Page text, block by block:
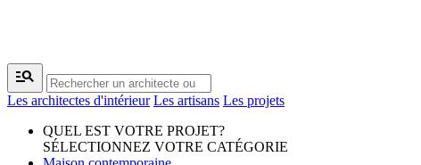
manage_search
Les architectes d'intérieur Les artisans Les projets
QUEL EST VOTRE PROJET?
SÉLECTIONNEZ VOTRE CATÉGORIE